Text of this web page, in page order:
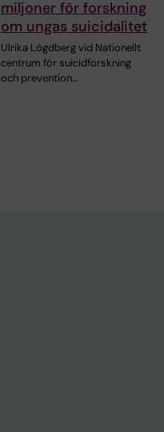
miljoner för forskning
om ungas suicidalitet
Ulrika Lögdberg vid Nationellt
centrum för suicidforskning
och prevention…